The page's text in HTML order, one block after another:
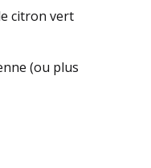
citron vert
(ou plus